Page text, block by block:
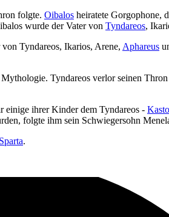
folgte. Oibalos heiratete Gorgophone,
wurde der Vater von Tyndareos,
Tyndareos, Ikarios, Arene, Aphareus
Tyndareos verlor seinen
einige ihrer Kinder dem Tyndareos -
folgte ihm sein Schwiegersohn
.